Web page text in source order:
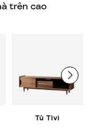
trên cao
Tủ Tivi